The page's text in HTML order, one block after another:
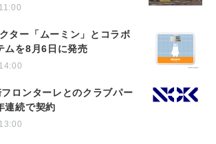
ター「ムーミン」とコラボ
ムを8月6日に発売
ロンターレとのクラブパー
連続で契約